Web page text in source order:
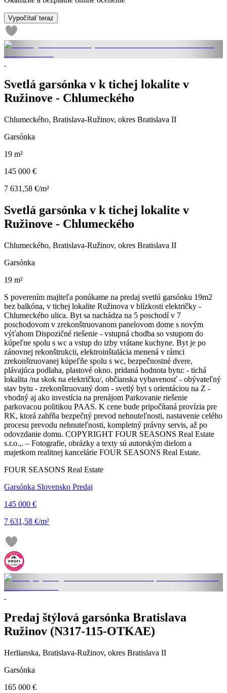
Vypočítať teraz
Svetlá garsónka v k tichej lokalite v
Ružinove - Chlumeckého
Chlumeckého, Bratislava-Ružinov, okres Bratislava II
Garsónka
19 m²
145 000 €
7 631,58 €/m²
Svetlá garsónka v k tichej lokalite v
Ružinove - Chlumeckého
Chlumeckého, Bratislava-Ružinov, okres Bratislava II
Garsónka
19 m²
S poverením majiteľa ponúkame na predaj svetlú garsónku 19m2
bez balkóna, v tichej lokalite Ružinova v blízkosti električky -
Chlumeckého ulica. Byt sa nachádza na 5 poschodí v 7
poschodovom v zrekonštruovanom panelovom dome s novým
výťahom Dispozičné riešenie - vstupná chodba so vstupom do
kúpeľne spolu s wc a vstup do izby vrátane kuchyne. Byt je po
zánovnej rekonštrukcii, elektroinštalácia menená v rámci
zrekonštruovanej kúpeľňe spolu s wc, bezpečnostné dvere,
plávajúca podlaha, plastové okno. pridaná hodnota bytu: - tichá
lokalita /na skok na električku/, občianska vybavenosť - obývateľný
stav bytu - zrekonštruovaný dom - svetlý byt s orientáciou na Z -
vhodný aj ako investícia na prenájom Parkovanie riešenie
parkovacou politikou PAAS. K cene bude pripočítaná provízia pre
RK, ktorá zahŕňa bezpečný prevod nehnuteľnosti, nastavenie celého
procesu prevodu nehnuteľnosti, kompletný právny servis, až po
odovzdanie domu. COPYRIGHT FOUR SEASONS Real Estate
s.r.o.,. – Fotografie, obrázky a texty sú autorským dielom a
majetkom realitnej kancelárie FOUR SEASONS Real Estate.
FOUR SEASONS Real Estate
Garsónka Slovensko Predaj
145 000 €
7 631,58 €/m²
Predaj štýlová garsónka Bratislava
Ružinov (N317-115-OTKAE)
Herlianska, Bratislava-Ružinov, okres Bratislava II
Garsónka
165 000 €